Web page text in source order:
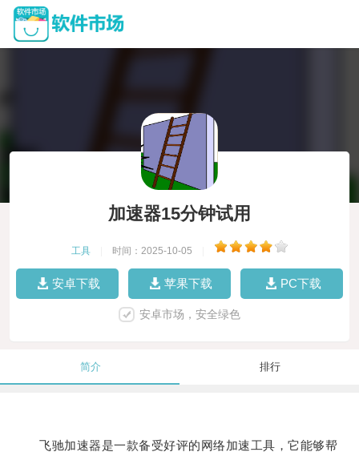
加速器15分钟试用
工具 时间：2025-10-05
安卓下载 苹果下载 PC下载
安卓市场，安全绿色
简介 排行
飞驰加速器是一款备受好评的网络加速工具，它能够帮